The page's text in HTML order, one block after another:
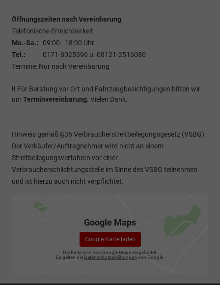
Öffnungszeiten nach Vereinbarung
Telefonische Erreichbarkeit
Mo.-Sa.:
09:00 - 18:00 Uhr
Tel.:
0171-8025396 u. 08121-2516080
Termine: Nur nach Vereinbarung
!! Für Beratung vor Ort und Fahrzeugbesichtigungen bitten wir
umTerminvereinbarung. Vielen Dank.
Hinweis gemäß §36 Verbraucherstreitbeilegungsgesetz (VSBG):
Der Verkäufer/Auftragnehmer wird nicht an einem
Streitbeilegungsverfahren vor einer
Verbraucherschlichtungsstelle im Sinne des VSBG teilnehmen
und ist hierzu auch nicht verpflichtet.
Google Maps
Google Karte laden
Die Karte wird von Google Maps eingebettet.
Es gelten die Datenschutzerklärungen von Google.